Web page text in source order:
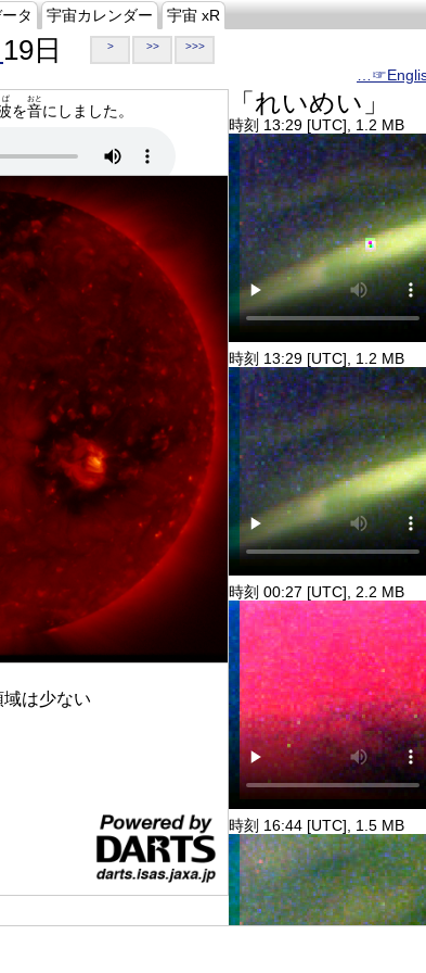
タ 宇宙カレンダー 宇宙 xR
19日 > >> >>>
ぱ
を音
おと
にしました。
は少ない
「れいめい」
時刻 13:29 [UTC], 1.2 MB
時刻 13:29 [UTC], 1.2 MB
時刻 00:27 [UTC], 2.2 MB
時刻 16:44 [UTC], 1.5 MB